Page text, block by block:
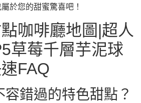
於您的甜蜜驚喜吧！
咖啡廳地圖|超人
草莓千層芋泥球
FAQ
容錯過的特色甜點？